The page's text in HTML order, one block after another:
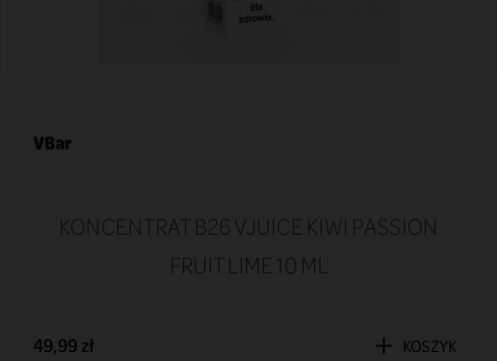
VBar
KONCENTRAT B26 VJUICE KIWI PASSION
FRUIT LIME 10 ML
49,99 zł KOSZYK